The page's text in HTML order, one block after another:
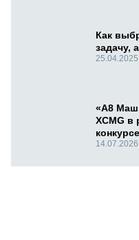
Как
задачу,
25.04.2025
«А8
XCMG в
14.07.2026